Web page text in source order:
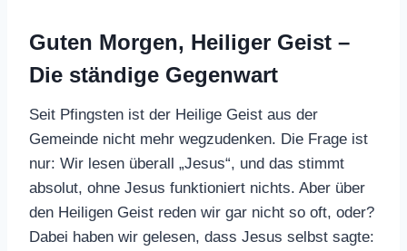
Guten Morgen, Heiliger Geist –
Die ständige Gegenwart
Seit Pfingsten ist der Heilige Geist aus der
Gemeinde nicht mehr wegzudenken. Die Frage ist
nur: Wir lesen überall „Jesus“, und das stimmt
absolut, ohne Jesus funktioniert nichts. Aber über
den Heiligen Geist reden wir gar nicht so oft, oder?
Dabei haben wir gelesen, dass Jesus selbst sagte: